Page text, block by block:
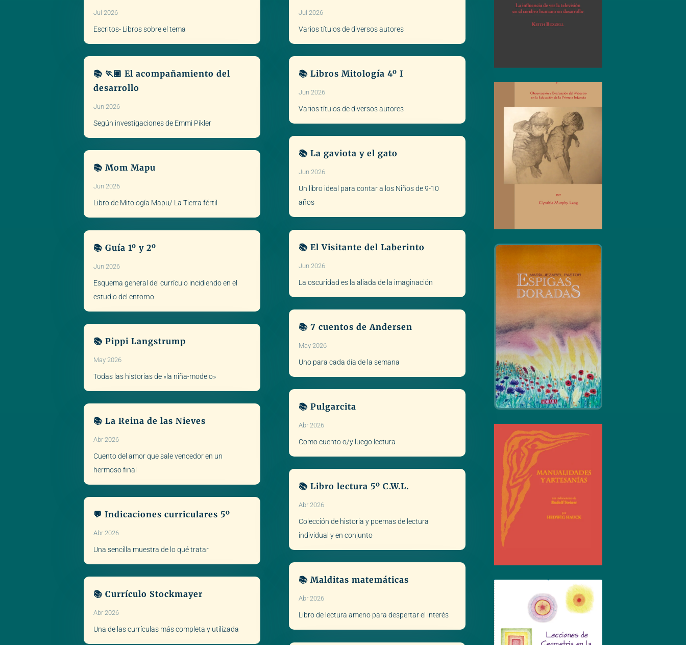
Jul 2026
Escritos- Libros sobre el tema
📚 🏃🏽 El acompañamiento del
desarrollo
Jun 2026
Según investigaciones de Emmi Pikler
📚 Mom Mapu
Jun 2026
Libro de Mitología Mapu/ La Tierra fértil
📚 Guía 1º y 2º
Jun 2026
Esquema general del currículo incidiendo en el
estudio del entorno
📚 Pippi Langstrump
May 2026
Todas las historias de «la niña-modelo»
📚 La Reina de las Nieves
Abr 2026
Cuento del amor que sale vencedor en un
hermoso final
💬 Indicaciones curriculares 5º
Abr 2026
Una sencilla muestra de lo qué tratar
📚 Currículo Stockmayer
Abr 2026
Una de las currículas más completa y utilizada
Jul 2026
Varios títulos de diversos autores
📚 Libros Mitología 4º I
Jun 2026
Varios títulos de diversos autores
📚 La gaviota y el gato
Jun 2026
Un libro ideal para contar a los Niños de 9-10
años
📚 El Visitante del Laberinto
Jun 2026
La oscuridad es la aliada de la imaginación
📚 7 cuentos de Andersen
May 2026
Uno para cada día de la semana
📚 Pulgarcita
Abr 2026
Como cuento o/y luego lectura
📚 Libro lectura 5º C.W.L.
Abr 2026
Colección de historia y poemas de lectura
individual y en conjunto
📚 Malditas matemáticas
Abr 2026
Libro de lectura ameno para despertar el interés